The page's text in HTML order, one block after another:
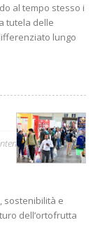
al tempo stesso i
tutela delle
lungo
sponsorizzato
sostenibilità e
dell’ortofrutta